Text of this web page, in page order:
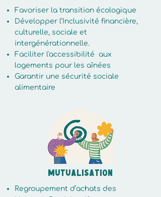
Favoriser la transition écologique
Développer l’Inclusivité financière,
culturelle, sociale et
intergénérationnelle.
Faciliter l'accessibilité aux
logements pour les aînées
Garantir une sécurité sociale
alimentaire
​Mutualisation
Regroupement d’achats des